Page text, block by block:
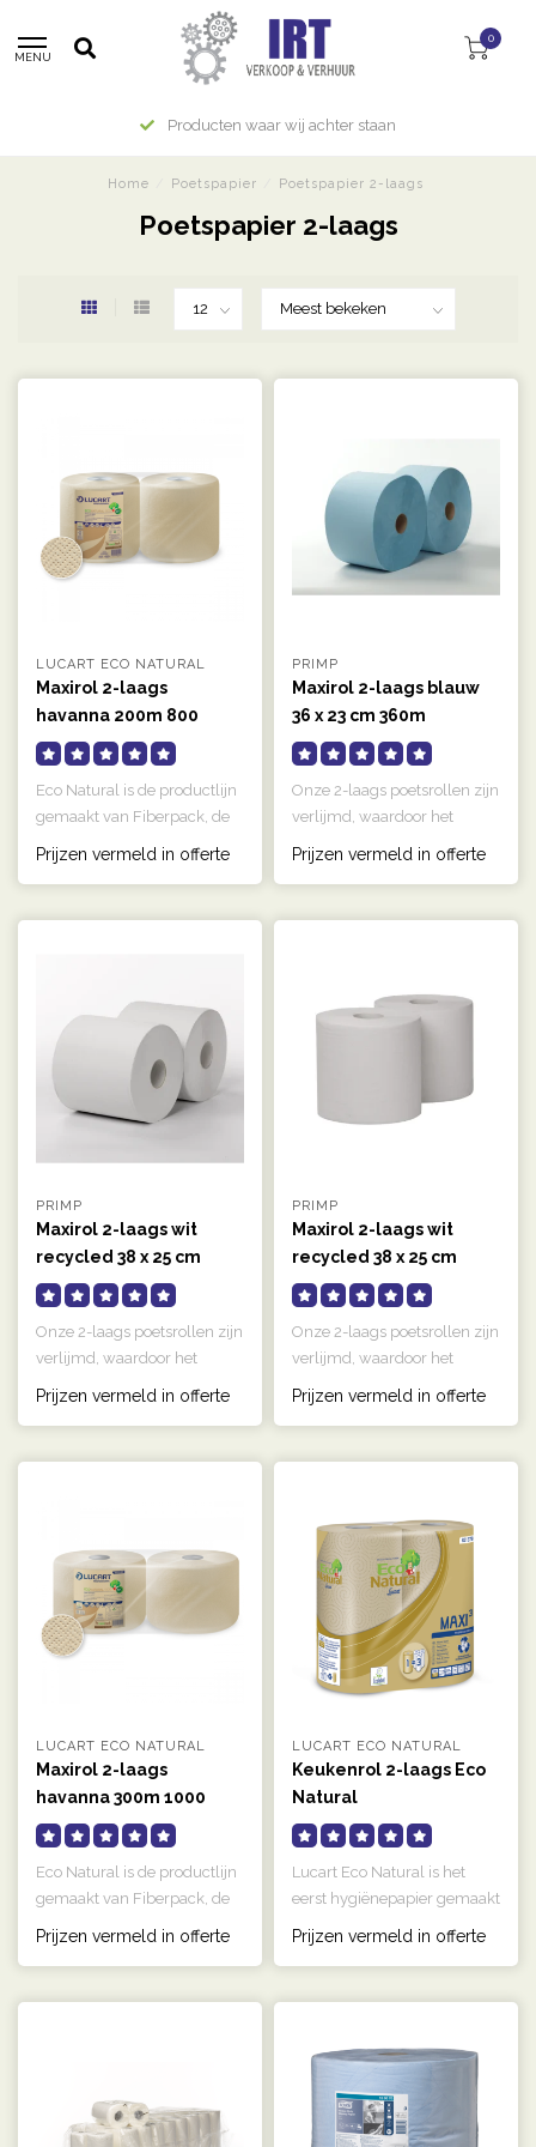
MENU
0
Producten waar wij achter staan
Home Poetspapier Poetspapier 2-laags
Poetspapier 2-laags
LUCART ECO NATURAL
Maxirol 2-laags
havanna 200m 800
vellen
Eco Natural is de productlijn
gemaakt van Fiberpack, de
Prijzen vermeld in offerte
PRIMP
Maxirol 2-laags blauw
36 x 23 cm 360m
Onze 2-laags poetsrollen zijn
verlijmd, waardoor het
Prijzen vermeld in offerte
PRIMP
Maxirol 2-laags wit
recycled 38 x 25 cm
555m
Onze 2-laags poetsrollen zijn
verlijmd, waardoor het
Prijzen vermeld in offerte
PRIMP
Maxirol 2-laags wit
recycled 38 x 25 cm
350m
Onze 2-laags poetsrollen zijn
verlijmd, waardoor het
Prijzen vermeld in offerte
LUCART ECO NATURAL
Maxirol 2-laags
havanna 300m 1000
vellen
Eco Natural is de productlijn
gemaakt van Fiberpack, de
grondstof die wordt verk..
Prijzen vermeld in offerte
LUCART ECO NATURAL
Keukenrol 2-laags Eco
Natural
Lucart Eco Natural is het
eerst hygiënepapier gemaakt
van cellulosevezels uit d..
Prijzen vermeld in offerte